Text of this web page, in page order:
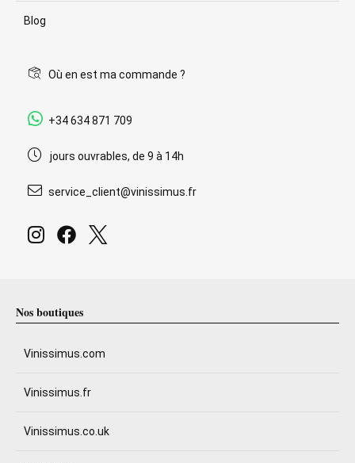
Blog
Où en est ma commande ?
+34 634 871 709
jours ouvrables, de 9 à 14h
service_client@vinissimus.fr
Nos boutiques
Vinissimus.com
Vinissimus.fr
Vinissimus.co.uk